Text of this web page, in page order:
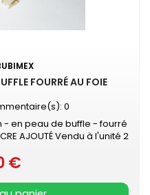
FOURRÉ AU FOIE
0
- en peau de buffle - fourré
AJOUTÉ Vendu à l'unité 2
€